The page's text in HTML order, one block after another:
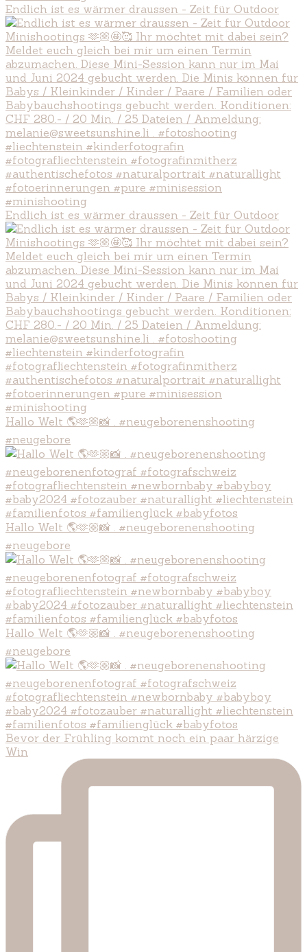
Endlich ist es wärmer draussen - Zeit für Outdoor
Endlich ist es wärmer draussen - Zeit für Outdoor
Hallo Welt 🌎🫶🏼📸 . #neugeborenenshooting
#neugebore
Hallo Welt 🌎🫶🏼📸 . #neugeborenenshooting
#neugebore
Hallo Welt 🌎🫶🏼📸 . #neugeborenenshooting
#neugebore
Bevor der Frühling kommt noch ein paar härzige
Win